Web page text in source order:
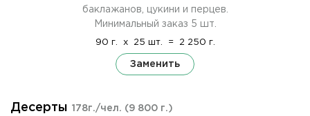
баклажанов, цукини и перцев.
Минимальный заказ 5 шт.
90 г. x 25 шт. = 2 250 г.
Заменить
Десерты 178г./чел. (9 800 г.)